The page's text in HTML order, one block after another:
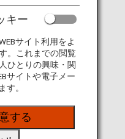
理
キー
サイト利用をよ
。これまでの閲覧
ひとりの興味・関
サイトや電子メー
す。
する